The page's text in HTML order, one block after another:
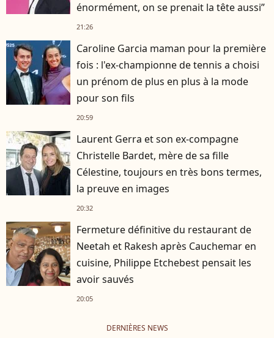
énormément, on se prenait la tête aussi”
21:26
Caroline Garcia maman pour la première
fois : l'ex-championne de tennis a choisi
un prénom de plus en plus à la mode
pour son fils
20:59
Laurent Gerra et son ex-compagne
Christelle Bardet, mère de sa fille
Célestine, toujours en très bons termes,
la preuve en images
20:32
Fermeture définitive du restaurant de
Neetah et Rakesh après Cauchemar en
cuisine, Philippe Etchebest pensait les
avoir sauvés
20:05
DERNIÈRES NEWS